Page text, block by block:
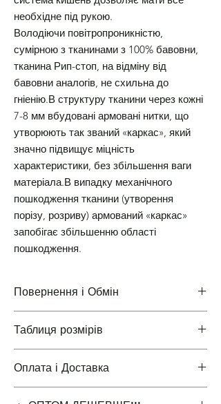
необхідне під рукою.
Володіючи повітропроникністю,
сумірною з тканинами з 100% бавовни,
тканина Рип-стоп, на відміну від
бавовни аналогів, не схильна до
гніенію.В структуру тканини через кожні
7-8 мм вбудовані армовані нитки, що
утворюють так званий «каркас», який
значно підвищує міцність
характеристики, без збільшення ваги
матеріала.В випадку механічного
пошкодження тканини (утворення
порізу, розриву) армований «каркас»
запобігає збільшенню області
пошкодження.
Повернення і Обмін
Повернення і Обмін
Таблиця розмірів
Таблиці розмірів одягу
Оплата і Доставка